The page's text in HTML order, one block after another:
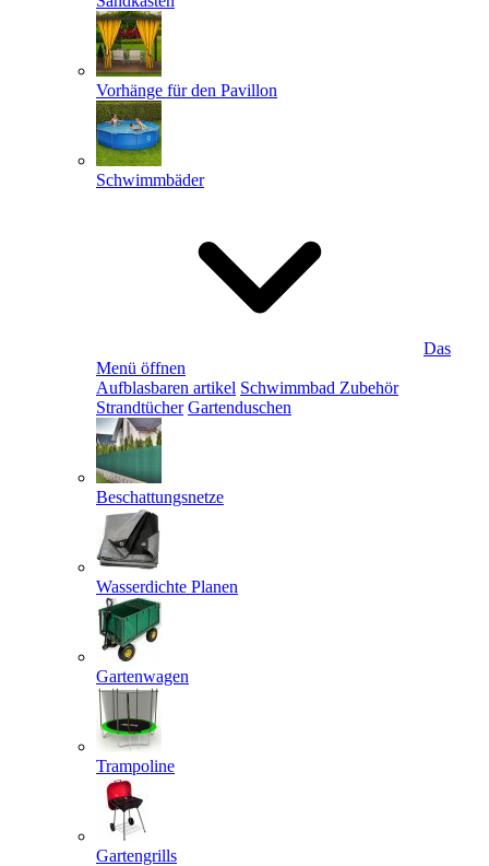
Vorhänge für den Pavillon
Schwimmbäder
Das
Menü öffnen
Aufblasbaren artikel Schwimmbad Zubehör
Strandtücher Gartenduschen
Beschattungsnetze
Wasserdichte Planen
Gartenwagen
Trampoline
Gartengrills